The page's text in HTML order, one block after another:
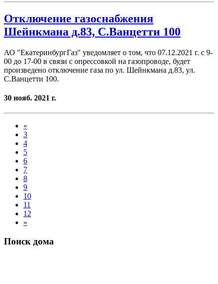
Отключение газоснабжения
Шейнкмана д.83, С.Ванцетти 100
АО "ЕкатеринбургГаз" уведомляет о том, что 07.12.2021 г. с 9-
00 до 17-00 в связи с опрессовкой на газопроводе, будет
произведено отключение газа по ул. Шейнкмана д.83, ул.
С.Ванцетти 100.
30 нояб. 2021 г.
«
3
4
5
6
7
8
9
10
11
12
»
Поиск дома